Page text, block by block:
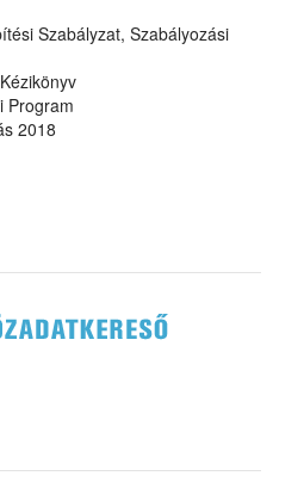
Szabályzat, Szabályozási
Program
2018